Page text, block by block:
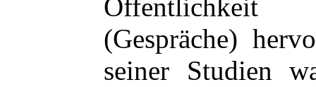
(Gespräche)
seiner Studien